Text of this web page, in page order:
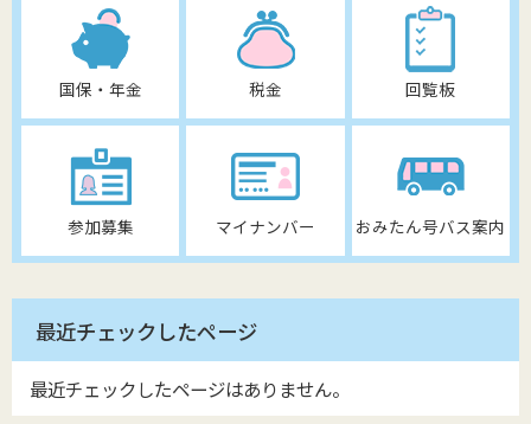
国保・年金 税金 回覧板
参加募集 マイナンバー おみたん号バス案内
最近チェックしたページ
最近チェックしたページはありません。